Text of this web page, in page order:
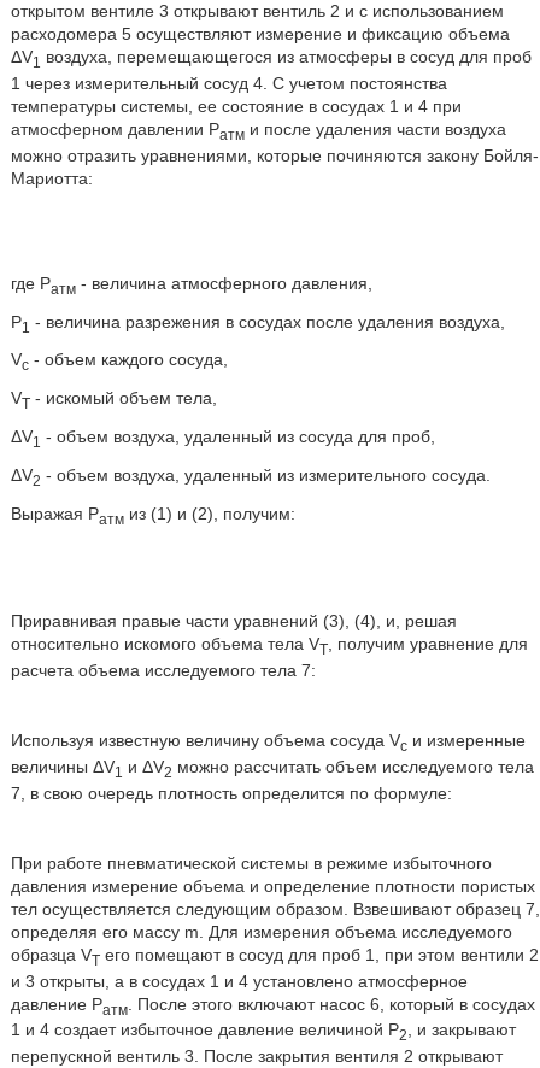
открытом вентиле 3 открывают вентиль 2 и с использованием
расходомера 5 осуществляют измерение и фиксацию объема
ΔV1
воздуха, перемещающегося из атмосферы в сосуд для проб
1 через измерительный сосуд 4. С учетом постоянства
температуры системы, ее состояние в сосудах 1 и 4 при
атмосферном давлении Ратми после удаления части воздуха
можно отразить уравнениями, которые починяются закону Бойля-
Мариотта:
где Ратм- величина атмосферного давления,
P1 - величина разрежения в сосудах после удаления воздуха,
Vc- объем каждого сосуда,
VT- искомый объем тела,
ΔV1 - объем воздуха, удаленный из сосуда для проб,
ΔV2 - объем воздуха, удаленный из измерительного сосуда.
Выражая Ратмиз (1) и (2), получим:
Приравнивая правые части уравнений (3), (4), и, решая
относительно искомого объема тела VT, получим уравнение для
расчета объема исследуемого тела 7:
Используя известную величину объема сосуда Vcи измеренные
величины ΔV1 и ΔV2 можно рассчитать объем исследуемого тела
7, в свою очередь плотность определится по формуле:
При работе пневматической системы в режиме избыточного
давления измерение объема и определение плотности пористых
тел осуществляется следующим образом. Взвешивают образец 7,
определяя его массу m. Для измерения объема исследуемого
образца VTего помещают в сосуд для проб 1, при этом вентили 2
и 3 открыты, а в сосудах 1 и 4 установлено атмосферное
давление Ратм. После этого включают насос 6, который в сосудах
1 и 4 создает избыточное давление величиной Р2, и закрывают
перепускной вентиль 3. После закрытия вентиля 2 открывают